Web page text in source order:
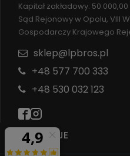
INFORMACJE
Kapitał zakładowy: 50 000,00
Sąd Rejonowy w Opolu, VIII
Gospodarczy Krajowego
sklep@lpbros.pl
+48 577 700 333
+48 530 032 123